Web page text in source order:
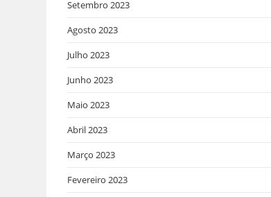
Setembro 2023
Agosto 2023
Julho 2023
Junho 2023
Maio 2023
Abril 2023
Março 2023
Fevereiro 2023